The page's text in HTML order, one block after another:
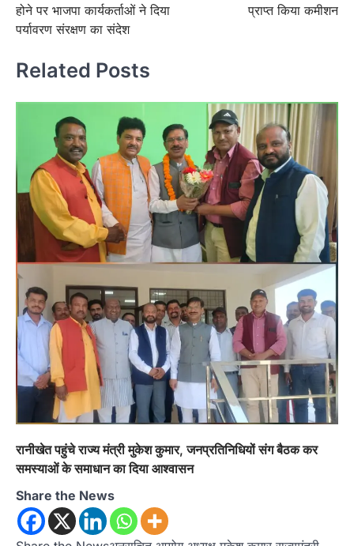
होने पर भाजपा कार्यकर्ताओं ने दिया
पर्यावरण संरक्षण का संदेश
प्राप्त किया कमीशन
Related Posts
रानीखेत पहुंचे राज्य मंत्री मुकेश कुमार, जनप्रतिनिधियों संग बैठक कर
समस्याओं के समाधान का दिया आश्वासन
Share the News